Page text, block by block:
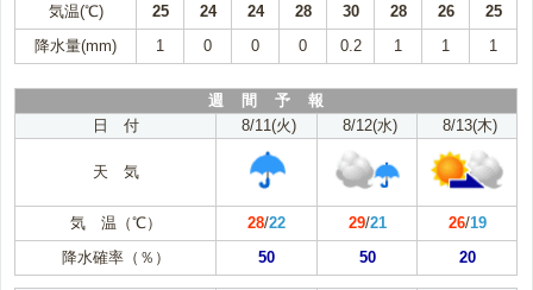
気温(℃) 25 24 24 28 30 28 26
25
降水量(mm)
1 0 0 0 0.2 1 1 1
週 間 予 報
日 付
8/11(火) 8/12(水) 8/13(木)
天 気
気 温（℃） 28/22 29/21 26/19
降水確率（％）
50 50 20